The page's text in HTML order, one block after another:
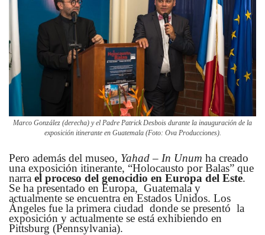
Marco González (derecha) y el Padre Patrick Desbois durante la inauguración de la
exposición itinerante en Guatemala (Foto: Ova Producciones).
Pero además del museo, Yahad – In Unum ha creado
una exposición itinerante, “Holocausto por Balas” que
narra el proceso del genocidio en Europa del Este.
Se ha presentado en Europa, Guatemala y
actualmente se encuentra en Estados Unidos. Los
Ángeles fue la primera ciudad donde se presentó la
exposición y actualmente se está exhibiendo en
Pittsburg (Pennsylvania).